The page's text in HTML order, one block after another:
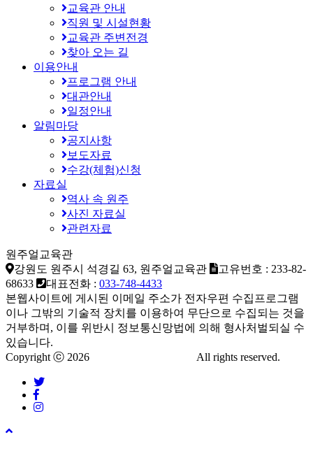
교육관 안내
직원 및 시설현황
교육관 주변전경
찾아 오는 길
이용안내
프로그램 안내
대관안내
일정안내
알림마당
공지사항
보도자료
수강(체험)신청
자료실
역사 속 원주
사진 자료실
관련자료
원주얼교육관
강원도 원주시 석경길 63, 원주얼교육관
고유번호 : 233-82-
68633
대표전화 : 033-748-4433
본웹사이트에 게시된 이메일 주소가 전자우편 수집프로그램
이나 그밖의 기술적 장치를 이용하여 무단으로 수집되는 것을
거부하며, 이를 위반시 정보통신망법에 의해 형사처벌되실 수
있습니다.
Copyright ⓒ 2026
All rights reserved.